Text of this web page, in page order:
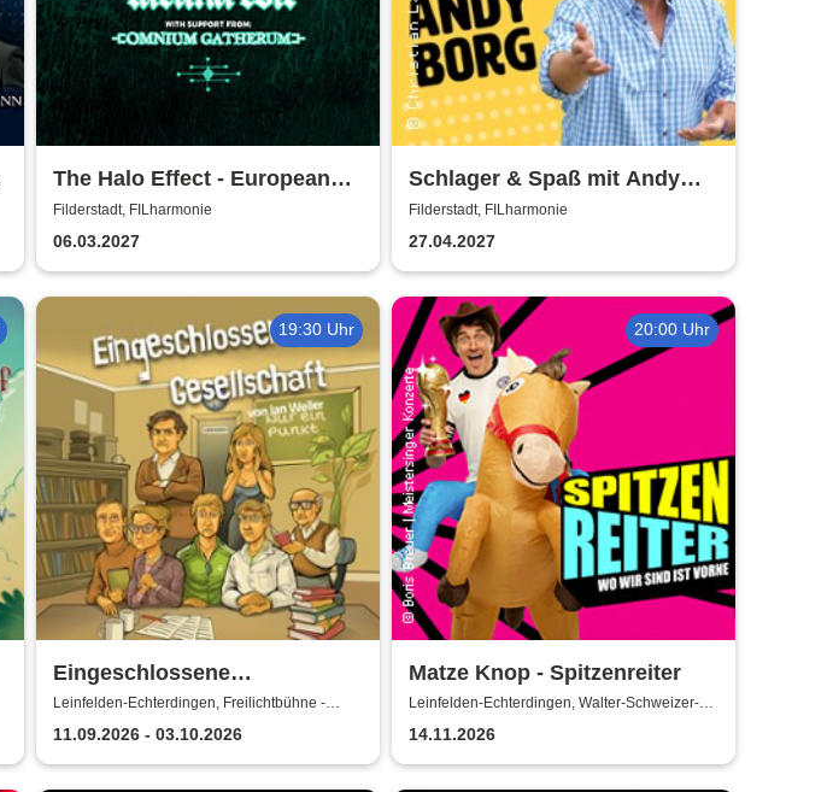
The Halo Effect - European
Tour 2027
Filderstadt, FILharmonie
06.03.2027
Schlager & Spaß mit Andy
Borg und Gästen
Filderstadt, FILharmonie
27.04.2027
19:30 Uhr
Eingeschlossene
Gesellschaft - Theater unter
den Kuppeln
Leinfelden-Echterdingen, Freilichtbühne -
Theater u. d. Kuppeln
11.09.2026 - 03.10.2026
20:00 Uhr
Matze Knop - Spitzenreiter
Leinfelden-Echterdingen, Walter-Schweizer-
Kulturforum Goldäcker
14.11.2026